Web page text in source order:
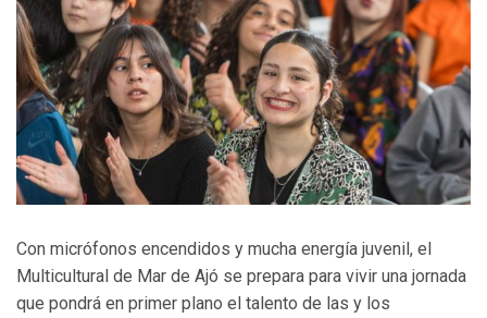
Con micrófonos encendidos y mucha energía juvenil, el
Multicultural de Mar de Ajó se prepara para vivir una jornada
que pondrá en primer plano el talento de las y los